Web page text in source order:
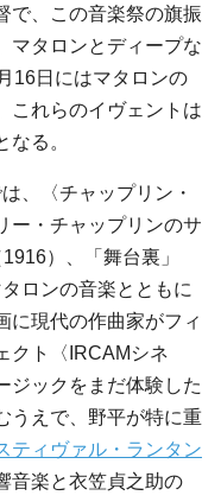
で、この音楽祭の旗振
マタロンとディープな
16日にはマタロンの
これらのイヴェントは
る。
、〈チャップリン・
ー・チャップリンのサ
）、「舞台裏」
ロンの音楽とともに
に現代の作曲家がフィ
クト〈IRCAMシネ
ジックをまだ体験した
うえで、野平が特に重
ティヴァル・ランタン
音楽と衣笠貞之助の